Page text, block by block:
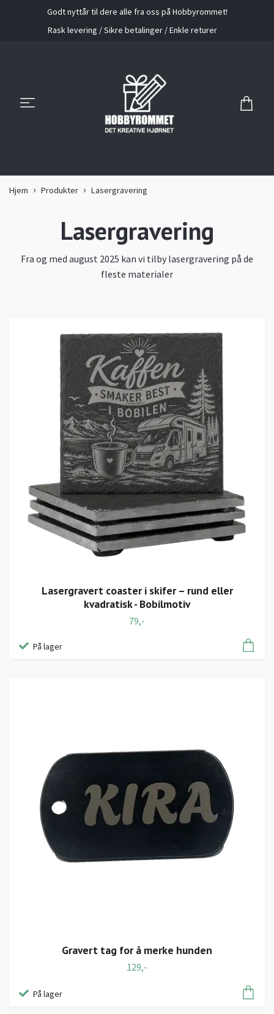
Godt nyttår til dere alle fra oss på Hobbyrommet!
Rask levering / Sikre betalinger / Enkle returer
Hjem Produkter Lasergravering
Lasergravering
Fra og med august 2025 kan vi tilby lasergravering på de
fleste materialer
Lasergravert coaster i skifer – rund eller
kvadratisk - Bobilmotiv
79,-
På lager
Gravert tag for å merke hunden
129,-
På lager